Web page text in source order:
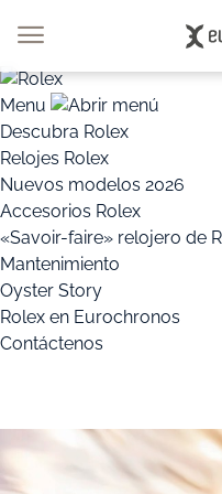
Menu
Descubra Rolex
Relojes Rolex
Nuevos modelos 2026
Accesorios Rolex
«Savoir-faire» relojero de
Mantenimiento
Oyster Story
Rolex en Eurochronos
Contáctenos